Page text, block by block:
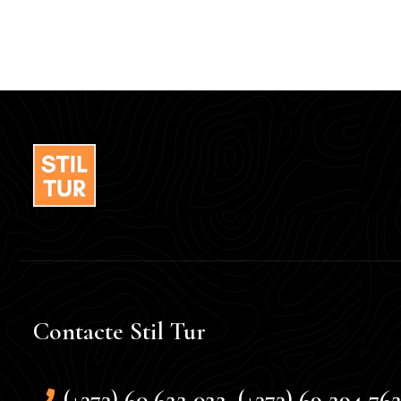
Contacte Stil Tur